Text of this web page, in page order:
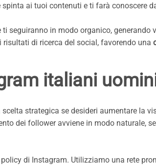
ai tuoi contenuti e ti farà conoscere
seguiranno in modo organico,
di ricerca del social, favorendo una
italiani
scelta strategica se desideri aumentare la
dei follower avviene in modo naturale,
di Instagram. Utilizziamo una rete